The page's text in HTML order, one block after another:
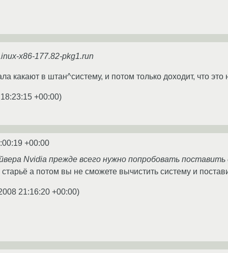
x86-177.82-pkg1.run
какают в штан^систему, и потом только доходит, что это
+00:00)
+00:00
Nvidia прежде всего нужно попробовать
а потом вы не сможете вычистить систему и
21:16:20 +00:00)